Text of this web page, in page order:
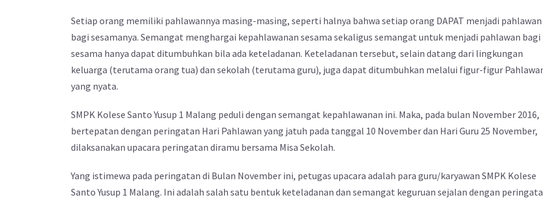
Setiap orang memiliki pahlawannya masing-masing, seperti halnya bahwa setiap orang DAPAT menjadi pahlawan
bagi sesamanya. Semangat menghargai kepahlawanan sesama sekaligus semangat untuk menjadi pahlawan bagi
sesama hanya dapat ditumbuhkan bila ada keteladanan. Keteladanan tersebut, selain datang dari lingkungan
keluarga (terutama orang tua) dan sekolah (terutama guru), juga dapat ditumbuhkan melalui figur-figur
yang nyata.
SMPK Kolese Santo Yusup 1 Malang peduli dengan semangat kepahlawanan ini. Maka, pada bulan November 2016,
bertepatan dengan peringatan Hari Pahlawan yang jatuh pada tanggal 10 November dan Hari Guru 25 November,
dilaksanakan upacara peringatan diramu bersama Misa Sekolah.
Yang istimewa pada peringatan di Bulan November ini, petugas upacara adalah para guru/karyawan SMPK Kolese
Santo Yusup 1 Malang. Ini adalah salah satu bentuk keteladanan dan semangat keguruan sejalan dengan